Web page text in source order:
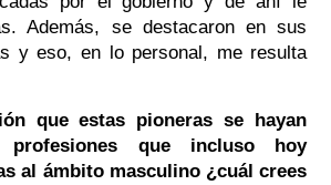
Además, se destacaron en sus
y eso, en lo personal, me resulta
que estas pioneras se hayan
profesiones que incluso hoy
al ámbito masculino ¿cuál crees